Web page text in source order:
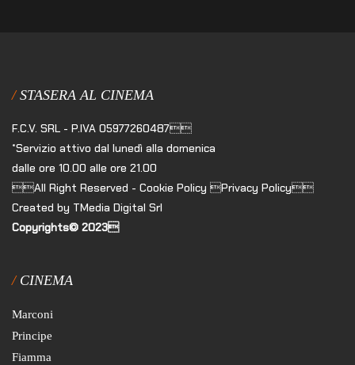
STASERA AL CINEMA
F.C.V. SRL - P.IVA 05977260487
*Servizio attivo dal lunedì alla domenica
dalle ore 10.00 alle ore 21.00
All Right Reserved - Cookie Policy Privacy Policy
Created by TMedia Digital Srl
Copyrights© 2023
CINEMA
Marconi
Principe
Fiamma